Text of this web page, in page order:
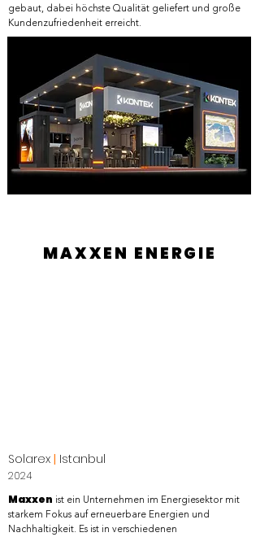
gebaut, dabei höchste Qualität geliefert und große
Kundenzufriedenheit erreicht.
MAXXEN ENERGIE
Solarex | Istanbul
2024
Maxxen ist ein Unternehmen im Energiesektor mit
starkem Fokus auf erneuerbare Energien und
Nachhaltigkeit. Es ist in verschiedenen